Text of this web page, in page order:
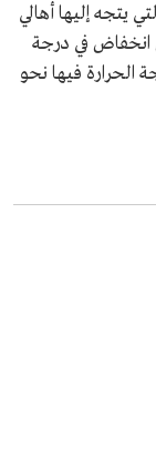
يتجه إليها أهالي
انخفاض في درجة
الحرارة فيها نحو